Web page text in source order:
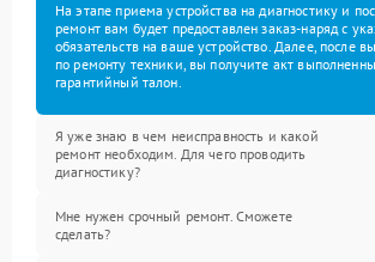
На этапе приема устройства на диагностику и
ремонт вам будет предоставлен заказ-наряд с
обязательств на ваше устройство. Далее, после
по ремонту техники, вы получите акт
гарантийный талон.
Я уже знаю в чем неисправность и какой
ремонт необходим. Для чего проводить
диагностику?
Мне нужен срочный ремонт. Сможете
сделать?